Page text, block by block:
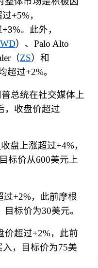
过+5%，
+3%。此外，
）、 Palo Alto
（ZS）和
超过+2%。
总统在社交媒体上
，收盘价超过
收盘上涨超过+4%，
标价从600美元上
过+2%，此前摩根
目标价为30美元。
价超过+2%，此前
，目标价为75美